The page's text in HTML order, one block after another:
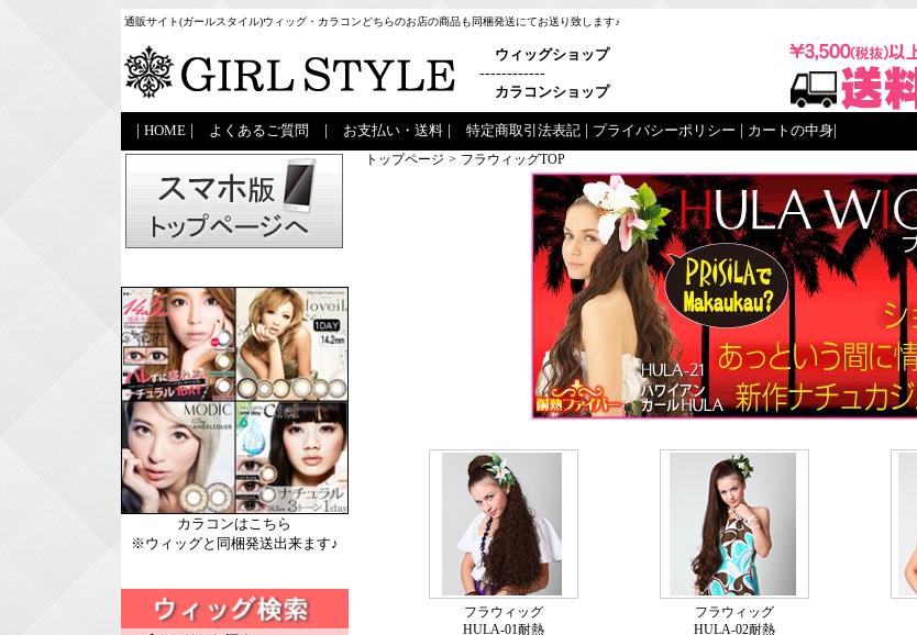
通販サイト(ガールスタイル)ウィッグ・カラコンどちらのお店の商品も同梱発送にてお送り致します♪
ウィッグショップ
------------
カラコンショップ
HOME よくあるご質問 お支払い・送料 特定商取引法表記 プライバシーポリシー カートの中身|
カラコンはこちら
※ウィッグと同梱発送出来ます♪
トップページ > フラウィッグTOP
フラウィッグ
HULA-01耐熱
フラウィッグ
HULA-02耐熱